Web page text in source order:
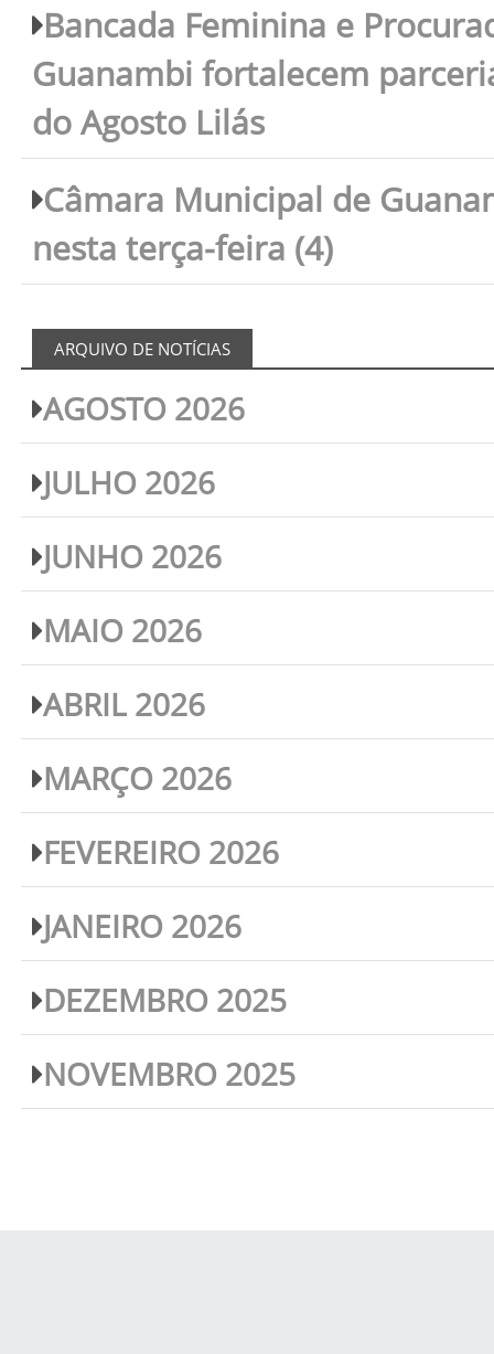
Bancada Feminina e
Guanambi fortalecem
do Agosto Lilás
Câmara Municipal de
nesta terça-feira (4)
ARQUIVO DE NOTÍCIAS
AGOSTO 2026
JULHO 2026
JUNHO 2026
MAIO 2026
ABRIL 2026
MARÇO 2026
FEVEREIRO 2026
JANEIRO 2026
DEZEMBRO 2025
NOVEMBRO 2025